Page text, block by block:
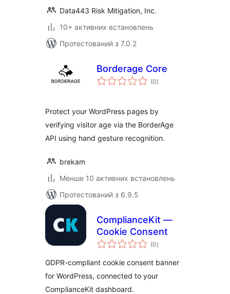
Data443 Risk Mitigation, Inc.
10+ активних встановлень
Протестований з 7.0.2
Borderage Core
(0загальний
рейтинг
)
Protect your WordPress pages by
verifying visitor age via the BorderAge
API using hand gesture recognition.
brekam
Менше 10 активних встановлень
Протестований з 6.9.5
ComplianceKit —
Cookie Consent
(0загальний
рейтинг
)
GDPR-compliant cookie consent banner
for WordPress, connected to your
ComplianceKit dashboard.